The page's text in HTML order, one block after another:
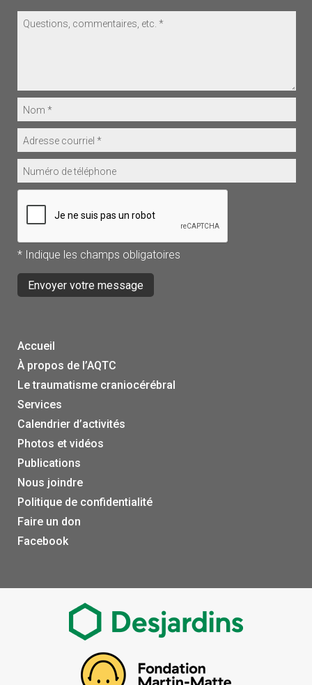
* Indique les champs obligatoires
Accueil
À propos de l’AQTC
Le traumatisme craniocérébral
Services
Calendrier d’activités
Photos et vidéos
Publications
Nous joindre
Politique de confidentialité
Faire un don
Facebook